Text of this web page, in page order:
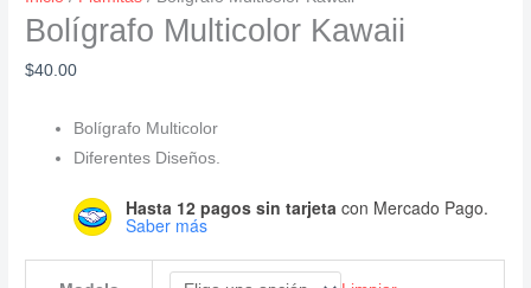
Bolígrafo Multicolor Kawaii
$40.00
Bolígrafo Multicolor
Diferentes Diseños.
Hasta 12 pagos sin tarjeta con Mercado Pago.
Saber más